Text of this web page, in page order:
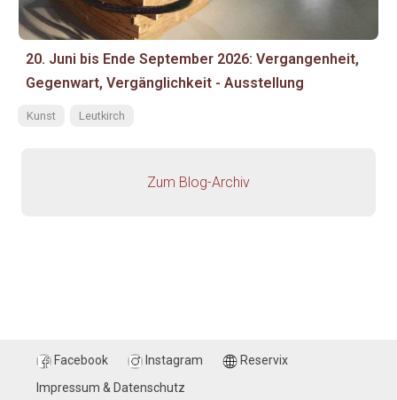
20. Juni bis Ende September 2026: Vergangenheit,
Gegenwart, Vergänglichkeit - Ausstellung
Kunst Leutkirch
Zum Blog-Archiv
Facebook Instagram
Reservix
Impressum & Datenschutz